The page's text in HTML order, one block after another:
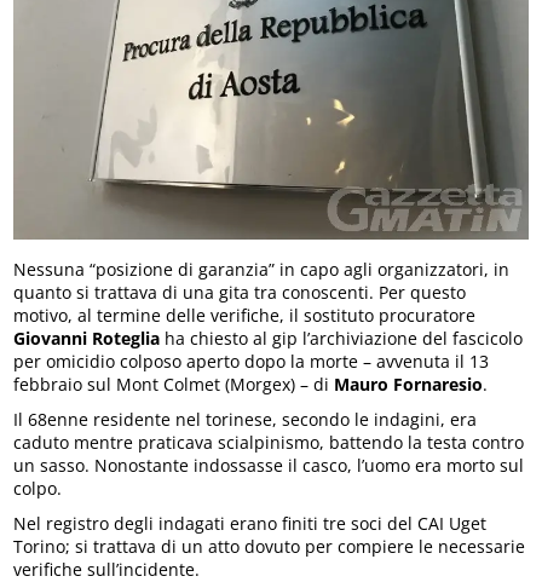
Nessuna “posizione di garanzia” in capo agli organizzatori, in
quanto si trattava di una gita tra conoscenti. Per questo
motivo, al termine delle verifiche, il sostituto procuratore
Giovanni Roteglia ha chiesto al gip l’archiviazione del fascicolo
per omicidio colposo aperto dopo la morte – avvenuta il 13
febbraio sul Mont Colmet (Morgex) – di Mauro Fornaresio.
Il 68enne residente nel torinese, secondo le indagini, era
caduto mentre praticava scialpinismo, battendo la testa contro
un sasso. Nonostante indossasse il casco, l’uomo era morto sul
colpo.
Nel registro degli indagati erano finiti tre soci del CAI Uget
Torino; si trattava di un atto dovuto per compiere le necessarie
verifiche sull’incidente.